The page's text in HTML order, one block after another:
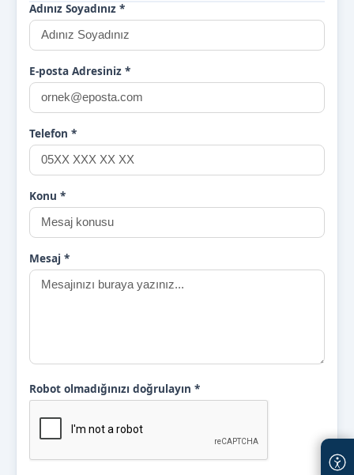
Adınız Soyadınız *
E-posta Adresiniz *
Telefon *
Konu *
Mesaj *
Robot olmadığınızı doğrulayın *